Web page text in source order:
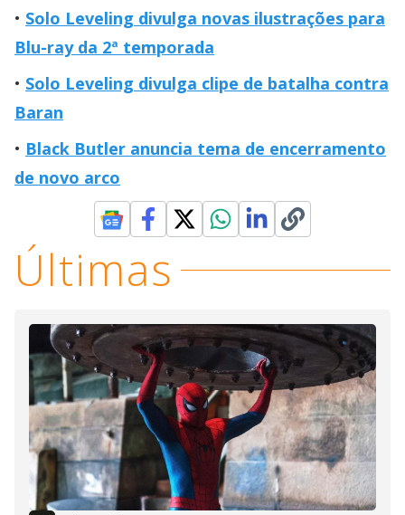
Solo Leveling divulga novas ilustrações para
Blu-ray da 2ª temporada
Solo Leveling divulga clipe de batalha contra
Baran
Black Butler anuncia tema de encerramento
de novo arco
Últimas